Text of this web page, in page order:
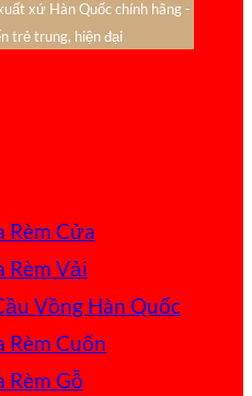
xứ Hàn Quốc chính hãng -
trẻ trung, hiện đại
Rèm Cửa
Rèm Vải
Vồng Hàn Quốc
Rèm Cuốn
Rèm Gỗ